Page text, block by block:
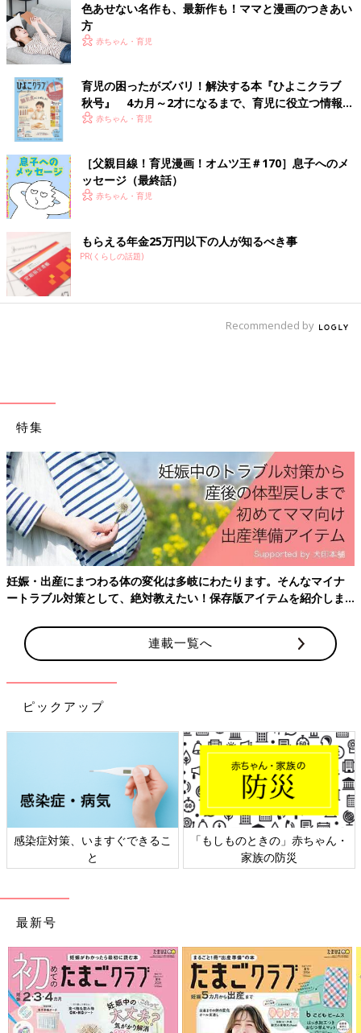
［父親目線！育児漫
夫と同じ？！
インコート
色あせない名作も、最新作も！ママと漫画のつきあい
方
赤ちゃん・育児
育児の困ったがズバリ！解決する本『ひよこクラブ
秋号』 4カ月～2才になるまで、育児に役立つ情報が
いっぱい！
赤ちゃん・育児
［父親目線！育児漫画！オムツ王＃170］息子へのメ
ッセージ（最終話）
赤ちゃん・育児
もらえる年金25万円以下の人が知るべき事
PR(くらしの話題)
Recommended by
特集
妊娠・出産にまつわる体の変化は多岐にわたります。そんなマイナ
ートラブル対策として、絶対教えたい！保存版アイテムを紹介しま
連載一覧へ
ピックアップ
感染症対策、いますぐできるこ
と
「もしものときの」赤ちゃん・
家族の防災
最新号